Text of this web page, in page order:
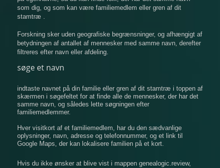
som dig, og som kan være familiemedlem eller gren af ​​dit
stamtræ .
Forskning sker uden geografiske begrænsninger, og afhængigt af
betydningen af ​​antallet af mennesker med samme navn, derefter
filtreres efter navn eller afdeling.
søge et navn
indtaste navnet på din familie eller gren af ​​dit stamtræ i toppen af
​​skærmen i søgefeltet for at finde alle de mennesker, der har det
samme navn, og således lette søgningen efter
familiemedlemmer.
Hver visitkort af et familiemedlem, har du den sædvanlige
oplysninger, navn, adresse og telefonnummer, og et link til
Google Maps, der kan lokalisere familien på et kort.
Hvis du ikke ønsker at blive vist i mappen genealogic.review,